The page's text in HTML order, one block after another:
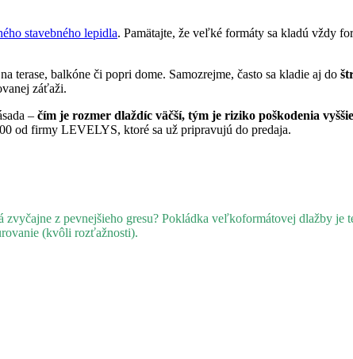
stavebného lepidla. Pamätajte, že veľké formáty sa kladú vždy
terase, balkóne či popri dome. Samozrejme, často sa kladie aj do
záťaži.
– čím je rozmer dlaždíc väčší, tým je riziko poškodenia vyššie
od firmy LEVELYS, ktoré sa už pripravujú do predaja.
z pevnejšieho gresu? Pokládka veľkoformátovej dlažby je
(kvôli rozťažnosti).